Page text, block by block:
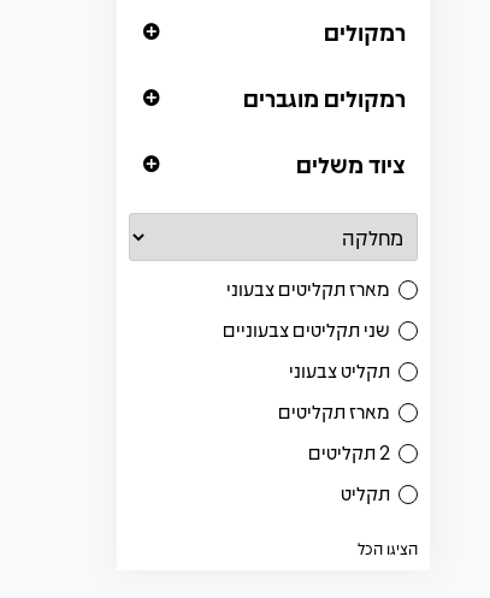
רמקולים
רמקולים מוגברים
ציוד משלים
מארז תקליטים צבעוני
שני תקליטים צבעוניים
תקליט צבעוני
מארז תקליטים
2 תקליטים
תקליט
הציגו הכל